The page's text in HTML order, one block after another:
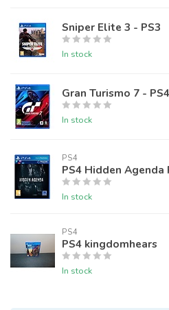
Sniper Elite 3 - PS3
In stock
Gran Turismo 7 - PS4
In stock
PS4
PS4 Hidden Agenda
In stock
PS4
PS4 kingdomhears
In stock